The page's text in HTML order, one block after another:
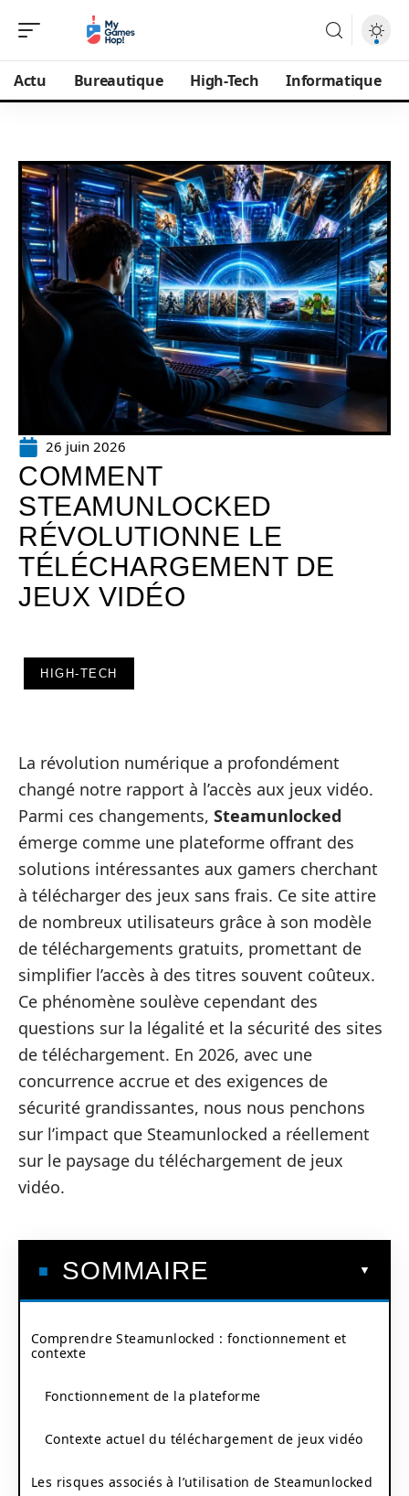
Actu Bureautique High-Tech Informatique
26 juin 2026
COMMENT
STEAMUNLOCKED
RÉVOLUTIONNE LE
TÉLÉCHARGEMENT DE
JEUX VIDÉO
HIGH-TECH
La révolution numérique a profondément
changé notre rapport à l’accès aux jeux vidéo.
Parmi ces changements, Steamunlocked
émerge comme une plateforme offrant des
solutions intéressantes aux gamers cherchant
à télécharger des jeux sans frais. Ce site attire
de nombreux utilisateurs grâce à son modèle
de téléchargements gratuits, promettant de
simplifier l’accès à des titres souvent coûteux.
Ce phénomène soulève cependant des
questions sur la légalité et la sécurité des sites
de téléchargement. En 2026, avec une
concurrence accrue et des exigences de
sécurité grandissantes, nous nous penchons
sur l’impact que Steamunlocked a réellement
sur le paysage du téléchargement de jeux
vidéo.
SOMMAIRE
Comprendre Steamunlocked : fonctionnement et
contexte
Fonctionnement de la plateforme
Contexte actuel du téléchargement de jeux vidéo
Les risques associés à l’utilisation de Steamunlocked